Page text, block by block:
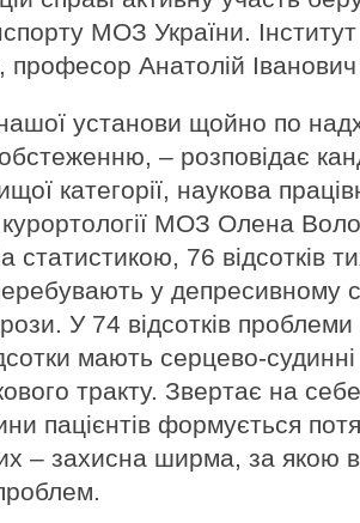
МОЗ України.
професор Анатолій
установи щойно по
– розповідає
категорії, наукова
курортології МОЗ Олена
статистикою, 76 відсотків
у депресивному
У 74 відсотків
мають серцево-
тракту. Звертає на
пацієнтів формується
– захисна ширма, за якою